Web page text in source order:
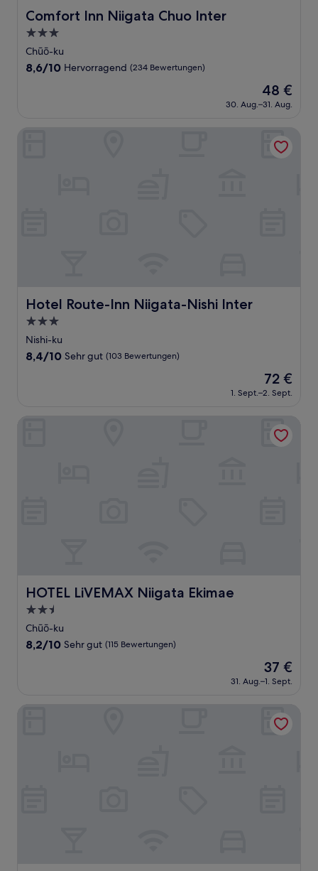
Comfort Inn Niigata Chuo Inter
Comfort Inn Niigata Chuo Inter
3.0-
Sterne-
Unterkunft
Chūō-ku
8.6
Bewertungen)
8,6/10 Hervorragend (234 Bewertungen)
Der
Preis
beträgt
48 €
30. Aug.–31. Aug.
Hotel Route-Inn Niigata-Nishi Inter
Hotel Route-Inn Niigata-Nishi Inter
3.0-
Sterne-
Unterkunft
Nishi-ku
8.4
(103
8,4/10 Sehr gut (103 Bewertungen)
Der
Preis
beträgt
72 €
1. Sept.–2. Sept.
HOTEL LiVEMAX Niigata Ekimae
HOTEL LiVEMAX Niigata Ekimae
2.5-
Sterne-
Unterkunft
Chūō-ku
8.2
(115
8,2/10 Sehr gut (115 Bewertungen)
Der
Preis
beträgt
37 €
31. Aug.–1. Sept.